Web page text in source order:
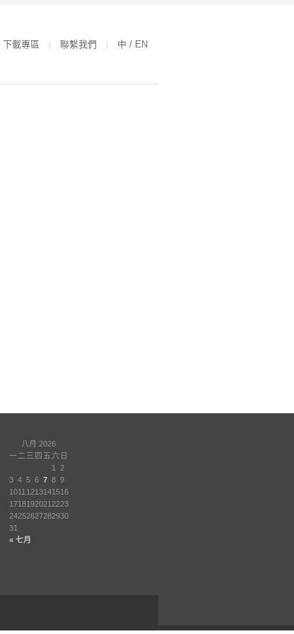
下載專區 聯繫我們 中 / EN
八月 2026
一二 三 四 五六 日
« 七月
1
2
3 4 5 6 7 8 9
1011 1213141516
1718192021 2223
24252627282930
31